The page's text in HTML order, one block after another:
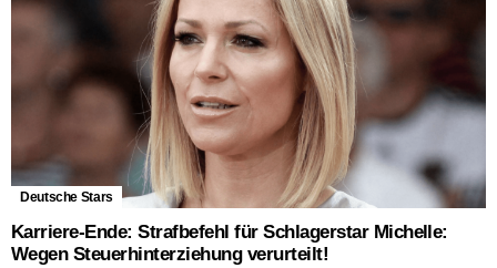
Deutsche Stars
Karriere-Ende: Strafbefehl für Schlagerstar Michelle:
Wegen Steuerhinterziehung verurteilt!